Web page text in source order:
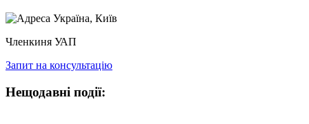
Україна, Київ
Членкиня УАП
Запит на консультацію
Нещодавні події: